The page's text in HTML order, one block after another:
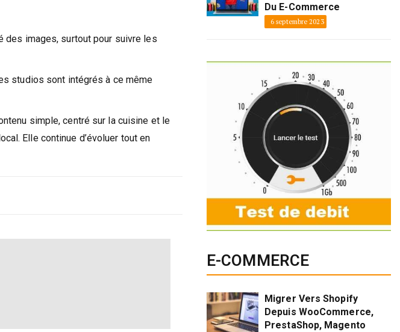
des images, surtout pour suivre les
studios sont intégrés à ce même
simple, centré sur la cuisine et le
Elle continue d’évoluer tout en
Du E-Commerce
6 septembre 2023
E-COMMERCE
Migrer Vers Shopify
Depuis WooCommerce,
PrestaShop, Magento